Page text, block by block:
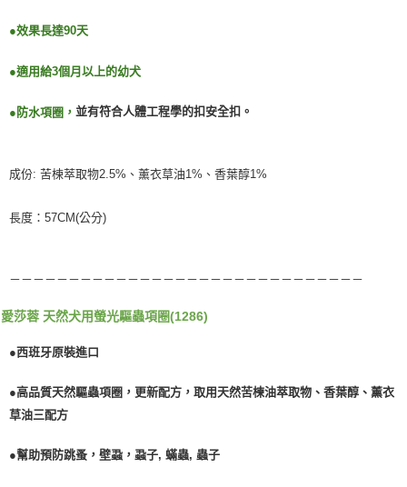
２．訂單成立數日內，您將收到繳費通知簡訊。
ATM／網路銀行／等多元方式進行付款，方視為交易完成。
後付繳納相關費用。
１．透過由恩沛科技股份有限公司提供之「AFTEE先享後付」服務完成之交
https://aftee.tw/terms/#terms3
「AFTEE先享後付」，若未經同意申辦者引起之損失，本公司不負相關責
４．使用「AFTEE先享後付」時，將依據個別帳號之用戶狀況，依本公司即
時審查核予不同之上限額度；若仍有額度不足之情形，本公司將視審查結果
５．嚴禁一人註冊多個帳號或使用他人資訊註冊。若發現惡意使用之情形，
恩沛科技股份有限公司將有權停止該用戶之使用額度並採取法律行動。
每筆NT$360
宅配【偏遠地區-依黑貓物流所公告地區為主】
●效果長達90天
●適用給3個月以上的幼犬
● 防水項圈， 並有符合人體工程學的扣安全扣。
成份: 苦楝萃取物2.5%、薰衣草油1%、香葉醇1%
長度：57CM(公分)
－－－－－－－－－－－－－－－－－－－－－－－－－－－－－－
愛莎蓉 天然犬用螢光驅蟲項圈(1286)
●西班牙原裝進口
●高品質天然驅蟲項圈，更新配方，取用天然苦楝油萃取物、香葉醇、薰衣
草油三配方
●幫助預防跳蚤，壁蝨，蝨子, 蟎蟲, 蟲子